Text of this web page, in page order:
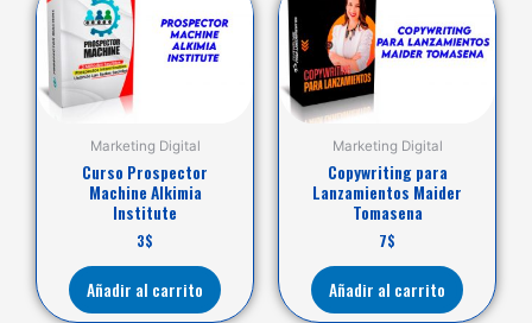
Marketing Digital
Curso Prospector
Machine Alkimia
Institute
3$
Añadir al carrito
Marketing Digital
Copywriting para
Lanzamientos Maider
Tomasena
7$
Añadir al carrito